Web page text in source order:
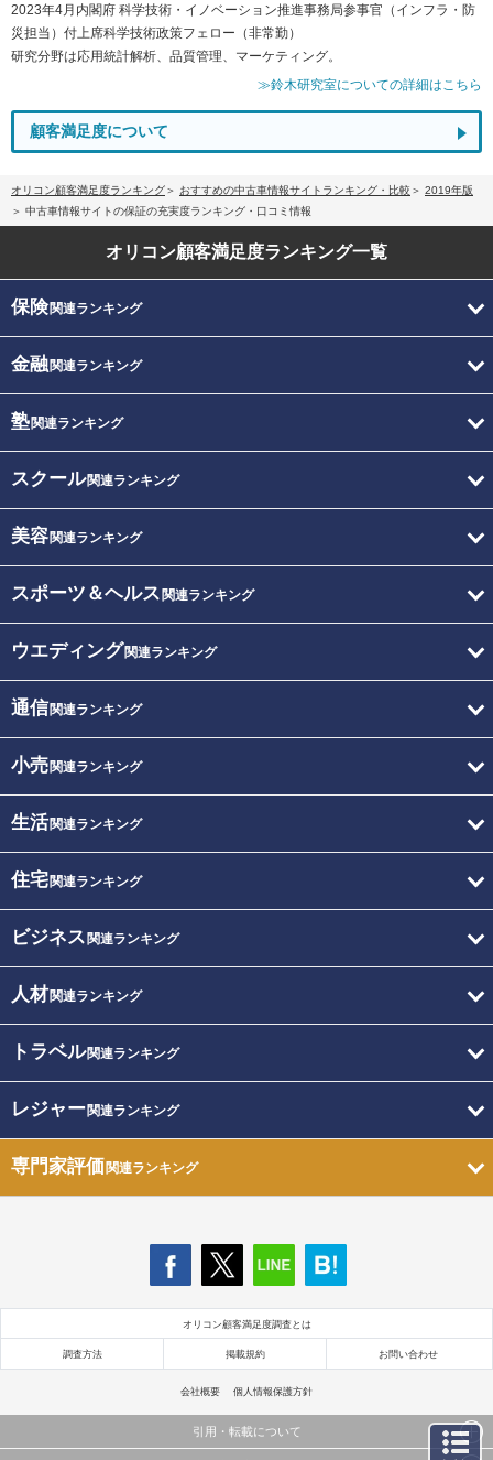
2023年4月内閣府 科学技術・イノベーション推進事務局参事官（インフラ・防
災担当）付上席科学技術政策フェロー（非常勤）
研究分野は応用統計解析、品質管理、マーケティング。
≫鈴木研究室についての詳細はこちら
顧客満足度について
オリコン顧客満足度ランキング おすすめの中古車情報サイトランキング・比較
2019年版
中古車情報サイトの保証の充実度ランキング・口コミ情報
オリコン顧客満足度ランキング一覧
保険関連ランキング
金融関連ランキング
塾関連ランキング
スクール関連ランキング
美容関連ランキング
スポーツ＆ヘルス 関連ランキング
ウエディング関連ランキング
通信関連ランキング
小売関連ランキング
生活関連ランキング
住宅関連ランキング
ビジネス 関連ランキング
人材関連ランキング
トラベル関連ランキング
レジャー関連ランキング
専門家評価関連ランキング
オリコン顧客満足度調査とは
調査方法 掲載規約 お問い合わせ
会社概要 個人情報保護方針
引用・転載について